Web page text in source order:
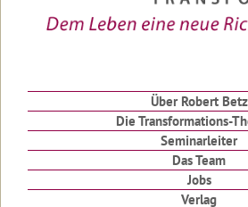
Das
Ein
Lakota
Der
Über Robert Betz
Die Transformations-
Seminarleiter
Das Team
Jobs
Verlag